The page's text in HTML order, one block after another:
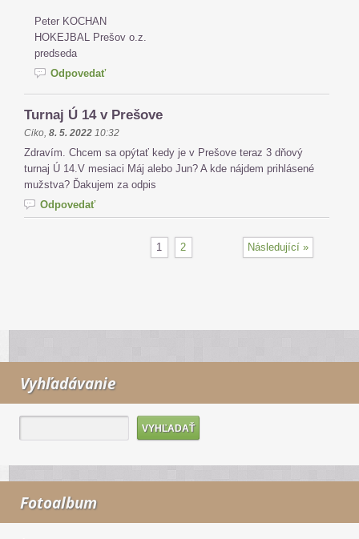
Peter KOCHAN
HOKEJBAL Prešov o.z.
predseda
Odpovedať
Turnaj Ú 14 v Prešove
Ciko, 8. 5. 2022 10:32
Zdravím. Chcem sa opýtať kedy je v Prešove teraz 3 dňový
turnaj Ú 14.V mesiaci Máj alebo Jun? A kde nájdem prihlásené
mužstva? Ďakujem za odpis
Odpovedať
1 2 Následující »
Vyhľadávanie
Fotoalbum